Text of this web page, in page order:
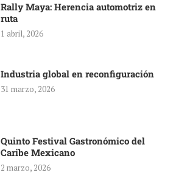
Rally Maya: Herencia automotriz en
ruta
1 abril, 2026
Industria global en reconfiguración
31 marzo, 2026
Quinto Festival Gastronómico del
Caribe Mexicano
2 marzo, 2026